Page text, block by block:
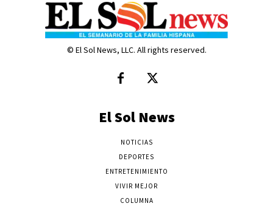
© El Sol News, LLC. All rights reserved.
El Sol News
NOTICIAS
DEPORTES
ENTRETENIMIENTO
VIVIR MEJOR
COLUMNA